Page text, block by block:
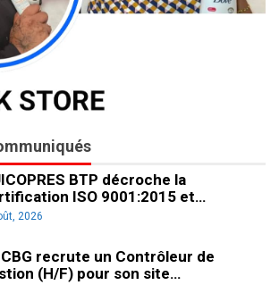
BTP décroche la
ISO 9001:2015 et…
2026
CBG recrute un Contrôleur de
(H/F) pour son site…